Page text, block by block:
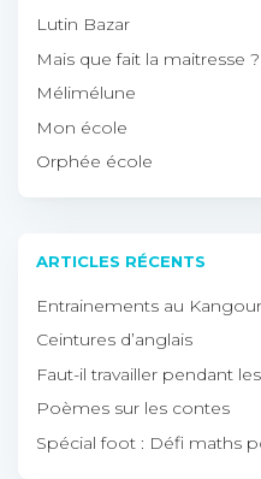
Lutin Bazar
Mais que fait la maitresse ?
Mélimélune
Mon école
Orphée école
ARTICLES RÉCENTS
Entrainements au
Ceintures d’anglais
Faut-il travailler pendant
Poèmes sur les contes
Spécial foot : Défi maths